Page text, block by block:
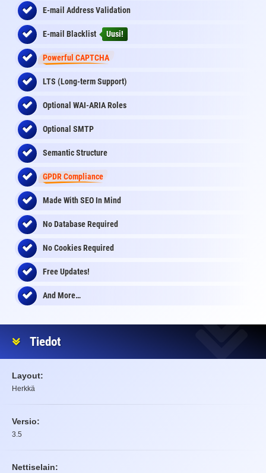
E-mail Address Validation
E-mail Blacklist Uusi!
Powerful CAPTCHA
LTS (Long-term Support)
Optional WAI-ARIA Roles
Optional SMTP
Semantic Structure
GPDR Compliance
Made With SEO In Mind
No Database Required
No Cookies Required
Free Updates!
And More…
Tiedot
Layout:
Herkkä
Versio:
3.5
Nettiselain: